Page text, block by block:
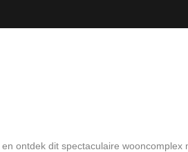
en ontdek dit spectaculaire wooncomplex